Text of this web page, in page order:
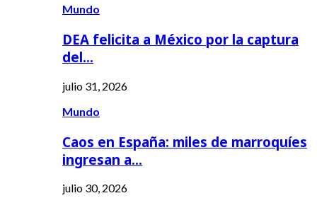
Mundo
DEA felicita a México por la captura
del…
julio 31, 2026
Mundo
Caos en España: miles de marroquíes
ingresan a…
julio 30, 2026